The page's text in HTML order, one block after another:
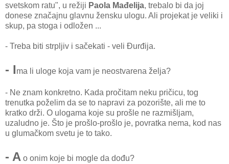
svetskom ratu", u režiji Paola Mađelija, trebalo bi da joj
donese značajnu glavnu žensku ulogu. Ali projekat je veliki i
skup, pa stoga i odložen ...
- Treba biti strpljiv i sačekati - veli Đurđija.
- Ima li uloge koja vam je neostvarena želja?
- Ne znam konkretno. Kada pročitam neku pričicu, tog
trenutka poželim da se to napravi za pozorište, ali me to
kratko drži. O ulogama koje su prošle ne razmišljam,
uzaludno je. Što je prošlo-prošlo je, povratka nema, kod nas
u glumačkom svetu je to tako.
- A o onim koje bi mogle da dođu?